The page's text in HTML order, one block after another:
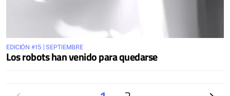
EDICIÓN #15 | SEPTIEMBRE
Los robots han venido para quedarse